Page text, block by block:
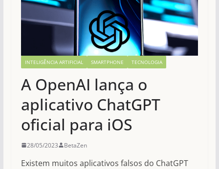
INTELIGÊNCIA ARTIFICIAL SMARTPHONE TECNOLOGIA
A OpenAI lança o
aplicativo ChatGPT
oficial para iOS
28/05/2023 BetaZen
Existem muitos aplicativos falsos do ChatGPT